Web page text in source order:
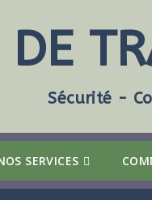
DE
Sécurité -
SERVICES